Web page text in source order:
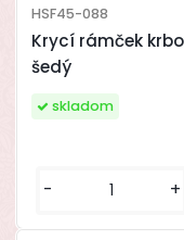
Krycí rámček
šedý
HSF45-088
skladom
- +